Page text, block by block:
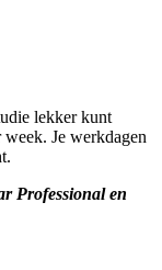
lekker kunt
Je werkdagen
Professional en